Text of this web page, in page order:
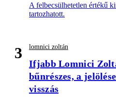
A felbecsülhetetlen értékű
tartozhatott.
3 lomnici zoltán
Ifjabb Lomnici
bűnrészes, a
visszás